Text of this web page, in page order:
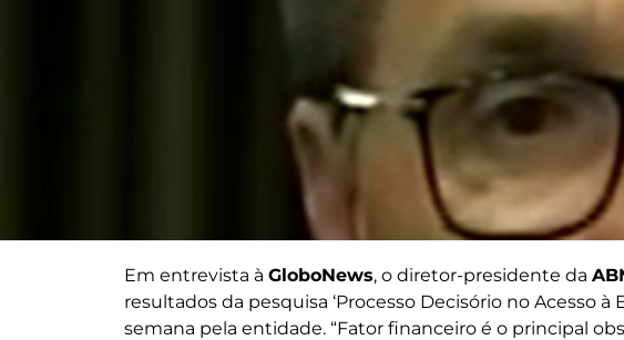
Em entrevista à GloboNews, o diretor-presidente da
resultados da pesquisa ‘Processo Decisório no Acesso à
semana pela entidade. “Fator financeiro é o principal